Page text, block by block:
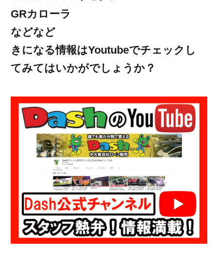
GRカローラ
などなど
きになる情報はYoutubeでチェックし
てみてはいかがでしょうか？